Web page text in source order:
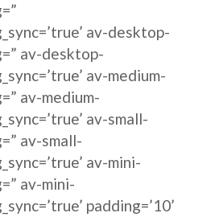
av-desktop-
av-desktop-
av-medium-
av-medium-
av-small-
av-small-
av-mini-
av-mini-
padding=’10’